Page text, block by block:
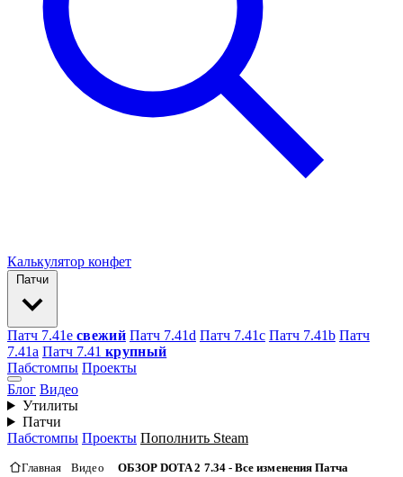
Калькулятор конфет
Патчи
Патч 7.41e свежий Патч 7.41d Патч 7.41c Патч 7.41b Патч
7.41а Патч 7.41 крупный
Пабстомпы Проекты
Блог Видео
Утилиты
Патчи
Пабстомпы Проекты Пополнить Steam
Главная Видео ОБЗОР DOTA 2 7.34 - Все изменения Патча